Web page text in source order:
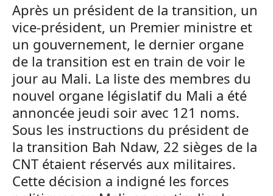
Après un président de la transition, un
vice-président, un Premier ministre et
un gouvernement, le dernier organe
de la transition est en train de voir le
jour au Mali. La liste des membres du
nouvel organe législatif du Mali a été
annoncée jeudi soir avec 121 noms.
Sous les instructions du président de
la transition Bah Ndaw, 22 sièges de la
CNT étaient réservés aux militaires.
Cette décision a indigné les forces